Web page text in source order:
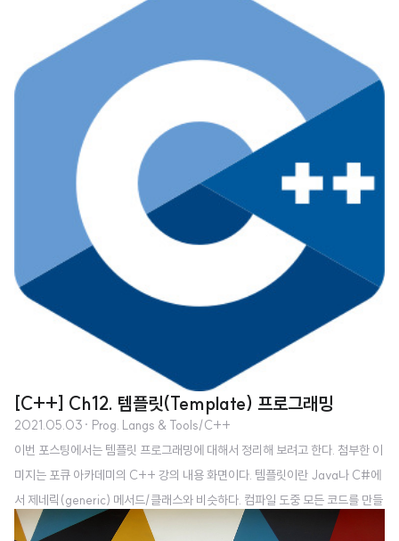
상수이다. nullptr는 다음과 같이 사용할 수 있다. // Main.cpp Class* myCla
ss = new Class("COMP3200"); const Student* student = myClass
->GetStudent("Coco"); if (student != nullptr) { std::cout GetID()
[C++] Ch12. 템플릿(Template) 프로그래밍
2021.05.03 · Prog. Langs & Tools/C++
이번 포스팅에서는 템플릿 프로그래밍에 대해서 정리해 보려고 한다. 첨부한 이
미지는 포큐 아카데미의 C++ 강의 내용 화면이다. 템플릿이란 Java나 C#에
서 제네릭(generic) 메서드/클래스와 비슷하다. 컴파일 도중 모든 코드를 만들
어 준다. STL 컨테이너 또한 템플릿이라고 볼 수 있다. 템플릿이 가진 첫 번째